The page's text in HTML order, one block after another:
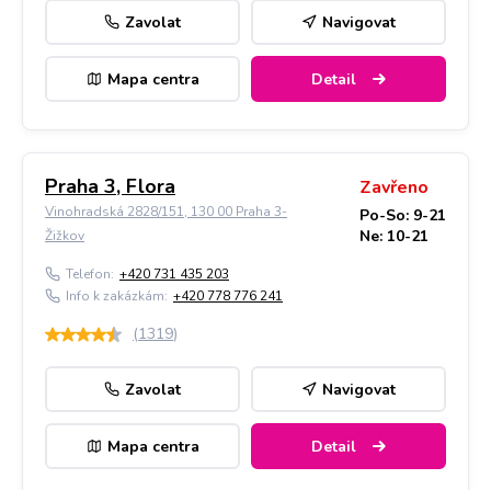
Zavolat Navigovat
Mapa centra Detail
Praha 3, Flora
Vinohradská 2828/151, 130 00 Praha 3-
Žižkov
Zavřeno
Po-So: 9-21
Ne: 10-21
Telefon: +420 731 435 203
Info k zakázkám: +420 778 776 241
(1319)
Zavolat Navigovat
Mapa centra Detail